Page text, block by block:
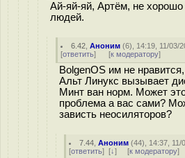
Ай-яй-яй, Артём, не хорошо
людей.
6.42 ,Аноним (6), 14:19, 11/03/
[ответить] [к модератору]
BolgenOS им не
Альт Линукс вызывает
Минт ван норм. Может
проблема а вас сами?
зависть неосиляторов?
7.44 ,Аноним (44), 14:37, 11/
[ответить] [↓] [к модератору]